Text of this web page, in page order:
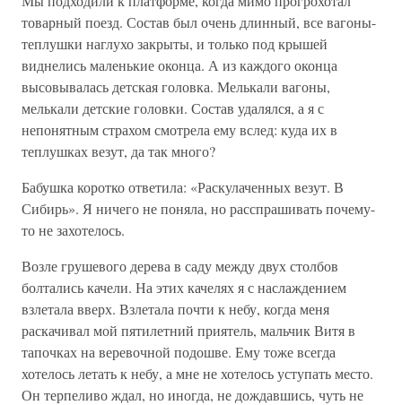
товарный поезд. Состав был очень длинный, все вагоны-
теплушки наглухо закрыты, и только под крышей
виднелись маленькие оконца. А из каждого оконца
высовывалась детская головка. Мелькали вагоны,
мелькали детские головки. Состав удалялся, а я с
непонятным страхом смотрела ему вслед: куда их в
теплушках везут, да так много?
Бабушка коротко ответила: «Раскулаченных везут. В
Сибирь». Я ничего не поняла, но расспрашивать почему-
то не захотелось.
Возле грушевого дерева в саду между двух столбов
болтались качели. На этих качелях я с наслаждением
взлетала вверх. Взлетала почти к небу, когда меня
раскачивал мой пятилетний приятель, мальчик Витя в
тапочках на веревочной подошве. Ему тоже всегда
хотелось летать к небу, а мне не хотелось уступать место.
Он терпеливо ждал, но иногда, не дождавшись, чуть не